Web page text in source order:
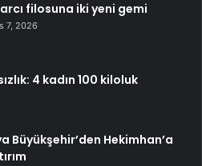
filosuna iki yeni gemi
7, 2026
4 kadın 100 kiloluk
Büyükşehir’den Hekimhan’a